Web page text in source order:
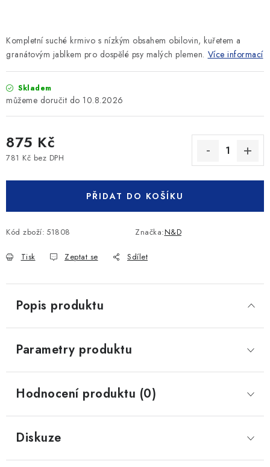
Kompletní suché krmivo s nízkým obsahem obilovin, kuřetem a
granátovým jablkem pro dospělé psy malých plemen. Více informací
Skladem
10.8.2026
875 Kč
781 Kč bez DPH
PŘIDAT DO KOŠÍKU
Kód zboží: 51808 Značka:N&D
Tisk Zeptat se Sdílet
Popis produktu
Parametry produktu
Hodnocení produktu (0)
Diskuze